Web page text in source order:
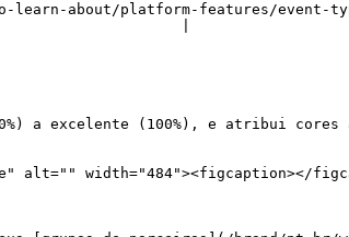
about/platform-features/event-
|
a excelente (100%), e atribui cores
alt="" width="484"><figcaption></